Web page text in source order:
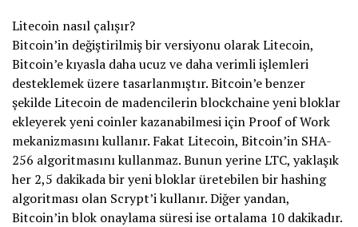
Litecoin nasıl çalışır?
Bitcoin’in değiştirilmiş bir versiyonu olarak Litecoin,
Bitcoin’e kıyasla daha ucuz ve daha verimli işlemleri
desteklemek üzere tasarlanmıştır. Bitcoin’e benzer
şekilde Litecoin de madencilerin blockchaine yeni bloklar
ekleyerek yeni coinler kazanabilmesi için Proof of Work
mekanizmasını kullanır. Fakat Litecoin, Bitcoin’in SHA-
256 algoritmasını kullanmaz. Bunun yerine LTC, yaklaşık
her 2,5 dakikada bir yeni bloklar üretebilen bir hashing
algoritması olan Scrypt’i kullanır. Diğer yandan,
Bitcoin’in blok onaylama süresi ise ortalama 10 dakikadır.